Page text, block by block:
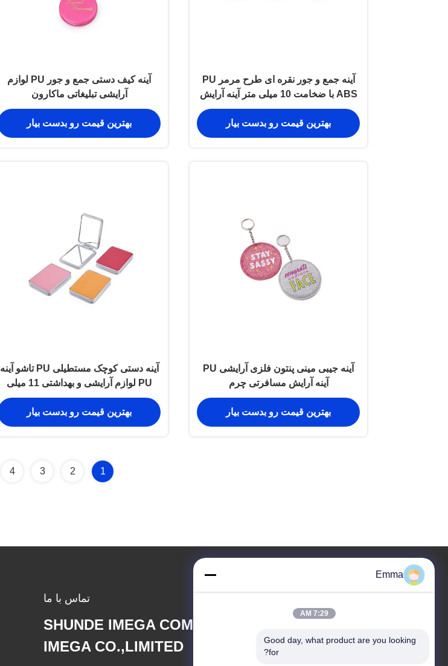
آینه جمع و جور نقره ای طرح مرمر PU
ABS با ضخامت 10 میلی متر آینه آرایش
تاشو
بهترین قیمت رو بدست بیار
آینه کیف دستی جمع و جور PU لوازم
آرایشی تبلیغاتی ماکارون
بهترین قیمت رو بدست بیار
آینه جیبی مینی پنتون فلزی آرایشی PU
آینه آرایش مسافرتی چرم
بهترین قیمت رو بدست بیار
آینه دستی کوچک مستطیلی PU تاشو آینه
PU لوازم آرایشی و بهداشتی 11 میلی
متری
بهترین قیمت رو بدست بیار
1
2
3
4
تماس با ما
SHUNDE IMEGA COMPANY LIMITED
IMEGA CO.,LIMITED
Emma
7:29 AM
Good day, what product are you looking
for?